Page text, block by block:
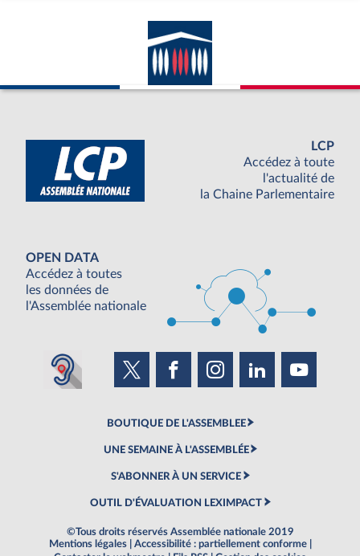
LCP
Accédez à toute
l'actualité de
la Chaine Parlementaire
OPEN DATA
Accédez à toutes
les données de
l'Assemblée nationale
BOUTIQUE DE L'ASSEMBLEE
UNE SEMAINE À L'ASSEMBLÉE
S'ABONNER À UN SERVICE
OUTIL D'ÉVALUATION LEXIMPACT
©Tous droits réservés Assemblée nationale 2019
Mentions légales
Accessibilité : partiellement conforme